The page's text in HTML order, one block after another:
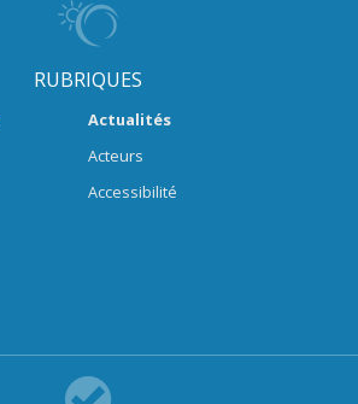
RUBRIQUES
Actualités
Acteurs
Accessibilité